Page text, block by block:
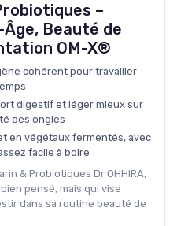
–
Beauté de
OM-X®
cohérent pour travailler
digestif et léger mieux sur
des ongles
en végétaux fermentés, avec
facile à boire
& Probiotiques Dr OHHIRA,
pensé, mais qui vise
dans sa routine beauté de